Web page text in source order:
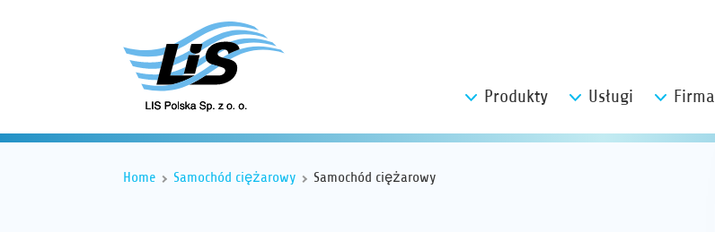
Produkty Usługi Firma
Home Samochód ciężarowy Samochód ciężarowy